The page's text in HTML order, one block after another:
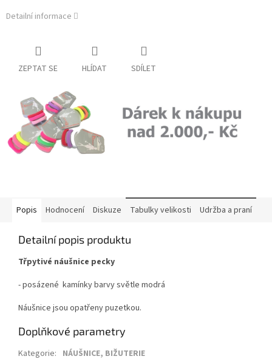
Detailní informace
ZEPTAT SE HLÍDAT SDÍLET
Popis Hodnocení Diskuze Tabulky velikosti Udržba a praní
Detailní popis produktu
Třpytivé náušnice pecky
- posázené kamínky barvy světle modrá
Náušnice jsou opatřeny puzetkou.
Doplňkové parametry
Kategorie: NÁUŠNICE, BIŽUTERIE